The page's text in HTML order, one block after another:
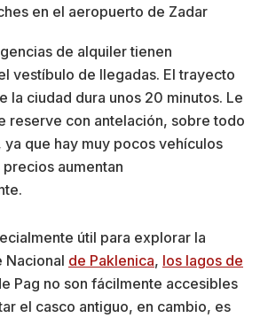
de alquiler tienen
vestíbulo de llegadas. El trayecto
la ciudad dura unos 20 minutos. Le
reserve con antelación, sobre todo
ya que hay muy pocos vehículos
aumentan
útil para explorar la
Nacional de Paklenica, los lagos de
Pag no son fácilmente accesibles
el casco antiguo, en cambio, es